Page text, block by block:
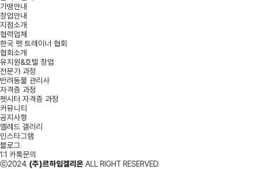
가맹안내
창업안내
지점소개
협력업체
한국 펫 트레이너 협회
협회소개
유치원&호텔 창업
전문가 과정
반려동물 관리사
자격증 과정
펫시터 자격증 과정
커뮤니티
공지사항
옐레드 갤러리
인스타그램
블로그
1:1 카톡문의
ⓒ2024. (주)르하임겔리온 ALL RIGHT RESERVED.